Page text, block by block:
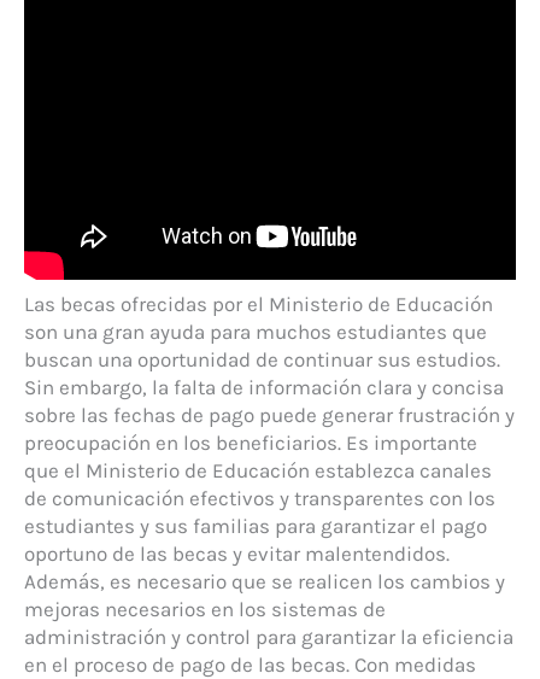
Las becas ofrecidas por el Ministerio de Educación
son una gran ayuda para muchos estudiantes que
buscan una oportunidad de continuar sus estudios.
Sin embargo, la falta de información clara y concisa
sobre las fechas de pago puede generar frustración y
preocupación en los beneficiarios. Es importante
que el Ministerio de Educación establezca canales
de comunicación efectivos y transparentes con los
estudiantes y sus familias para garantizar el pago
oportuno de las becas y evitar malentendidos.
Además, es necesario que se realicen los cambios y
mejoras necesarios en los sistemas de
administración y control para garantizar la eficiencia
en el proceso de pago de las becas. Con medidas